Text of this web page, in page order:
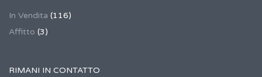
In Vendita (116)
Affitto (3)
RIMANI IN CONTATTO